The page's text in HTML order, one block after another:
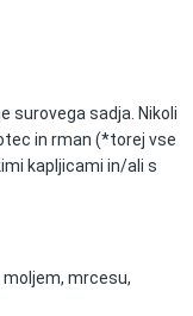
surovega sadja. Nikoli
in rman (*torej vse
kapljicami in/ali s
mrcesu,